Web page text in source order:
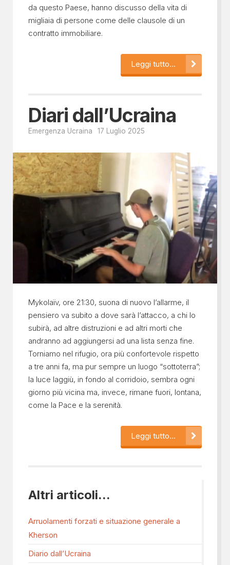
da questo Paese, hanno discusso della vita di
migliaia di persone come delle clausole di un
contratto immobiliare.
Leggi tutto...
Diari dall’Ucraina
Emergenza Ucraina 17 Luglio 2025
Mykolaïv, ore 21:30, suona di nuovo l’allarme, il
pensiero va subito a dove sarà l’attacco, a chi lo
subirà, ad altre distruzioni e ad altri morti che
andranno ad aggiungersi ad una lista senza fine.
Torniamo nel rifugio, ora più confortevole rispetto
a tre anni fa, ma pur sempre un luogo “sottoterra”;
la luce laggiù, in fondo al corridoio, sembra ogni
giorno più vicina ma, invece, rimane fuori, lontana,
come la Pace e la serenità.
Leggi tutto...
Altri articoli...
Arruolamenti forzati e situazione generale a
Kherson
Diario dall’Ucraina